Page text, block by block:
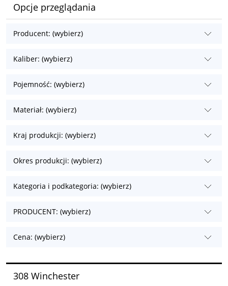
Opcje przeglądania
Producent: (wybierz)
Kaliber: (wybierz)
Pojemność: (wybierz)
Materiał: (wybierz)
Kraj produkcji: (wybierz)
Okres produkcji: (wybierz)
Kategoria i podkategoria: (wybierz)
PRODUCENT: (wybierz)
Cena: (wybierz)
308 Winchester